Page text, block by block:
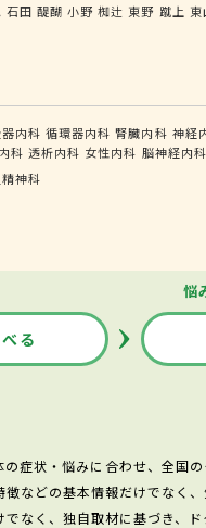
石田 醍醐 小野 椥辻 東野 蹴上 東
内科 循環器内科 腎臓内科 神経
科 透析内科 女性内科 脳神経内科
神科
悩
る
の症状・悩みに合わせ、全国
などの基本情報だけでなく
でなく、独自取材に基づき、